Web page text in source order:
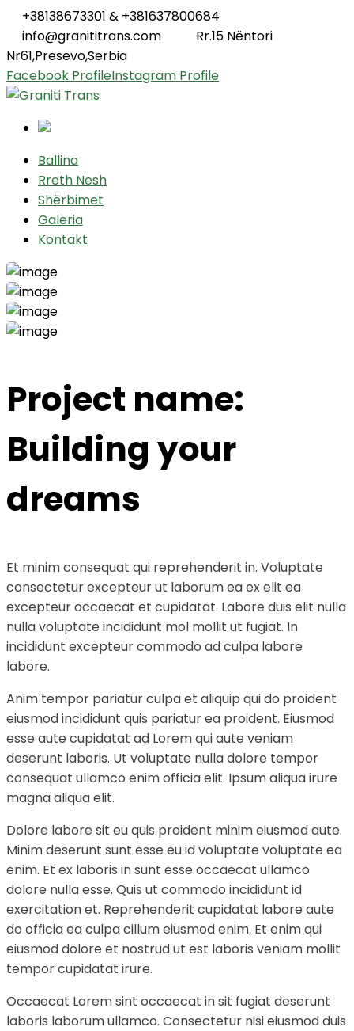
+38138673301 & +381637800684
info@granititrans.com
Rr.15 Nëntori
Nr61,Presevo,Serbia
Facebook ProfileInstagram Profile
Ballina
Rreth Nesh
Shërbimet
Galeria
Kontakt
Project name:
Building your
dreams
Et minim consequat qui reprehenderit in. Voluptate
consectetur excepteur ut laborum ea ex elit ea
excepteur occaecat et cupidatat. Labore duis elit nulla
nulla voluptate incididunt mol mollit ut fugiat. In
incididunt excepteur commodo ad culpa labore
labore.
Anim tempor pariatur culpa et aliquip qui do proident
eiusmod incididunt quis pariatur ea proident. Eiusmod
esse aute cupidatat ad Lorem qui aute veniam
deserunt laboris. Ut voluptate nulla dolore tempor
consequat ullamco enim officia elit. Ipsum aliqua irure
magna aliqua elit.
Dolore labore sit eu quis proident minim eiusmod aute.
Minim deserunt sunt esse eu id voluptate voluptate ea
enim. Et ex laboris in sunt esse occaecat ullamco
dolore nulla esse. Quis ut commodo incididunt id
exercitation et. Reprehenderit cupidatat labore aute
do officia ea culpa cillum eiusmod enim. Et enim qui
eiusmod dolore et nostrud ut est laboris veniam mollit
tempor cupidatat irure.
Occaecat Lorem sint occaecat in sit fugiat deserunt
laboris laborum ullamco. Consectetur nisi eiusmod duis